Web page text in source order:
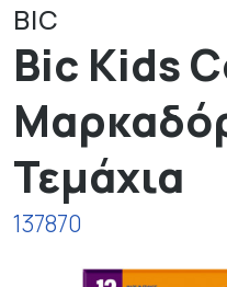
BIC
Bic Kids
Τεμάχια
137870